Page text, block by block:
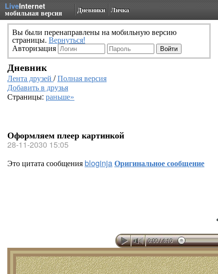
LiveInternet
мобильная версия Дневники Личка
Вы были перенаправлены на мобильную версию
страницы. Вернуться!
Авторизация
Дневник
Лента друзей /Полная версия
Добавить в друзья
Страницы: раньше»
Оформляем плеер картинкой
28-11-2030 15:05
Это цитата сообщенияbloginjaОригинальное сообщение